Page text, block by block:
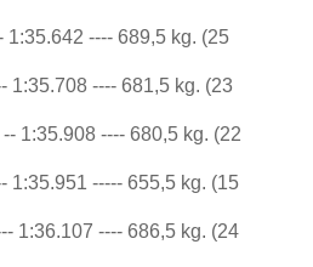
1:35.642 ---- 689,5 kg. (25
1:35.708 ---- 681,5 kg. (23
1:35.908 ---- 680,5 kg. (22
1:35.951 ----- 655,5 kg. (15
1:36.107 ---- 686,5 kg. (24